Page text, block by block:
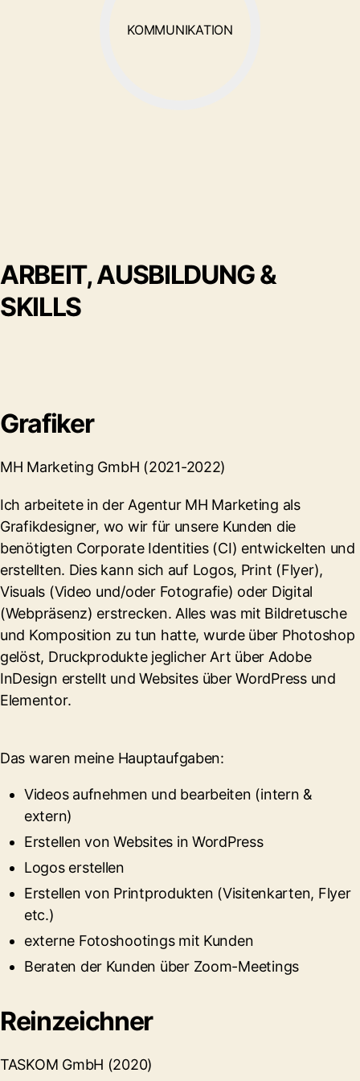
KOMMUNIKATION
ARBEIT, AUSBILDUNG &
SKILLS
Grafiker
MH Marketing GmbH (2021-2022)
Ich arbeitete in der Agentur MH Marketing als
Grafikdesigner, wo wir für unsere Kunden die
benötigten Corporate Identities (CI) entwickelten und
erstellten. Dies kann sich auf Logos, Print (Flyer),
Visuals (Video und/oder Fotografie) oder Digital
(Webpräsenz) erstrecken. Alles was mit Bildretusche
und Komposition zu tun hatte, wurde über Photoshop
gelöst, Druckprodukte jeglicher Art über Adobe
InDesign erstellt und Websites über WordPress und
Elementor.
Das waren meine Hauptaufgaben:
Videos aufnehmen und bearbeiten (intern &
extern)
Erstellen von Websites in WordPress
Logos erstellen
Erstellen von Printprodukten (Visitenkarten, Flyer
etc.)
externe Fotoshootings mit Kunden
Beraten der Kunden über Zoom-Meetings
Reinzeichner
TASKOM GmbH (2020)